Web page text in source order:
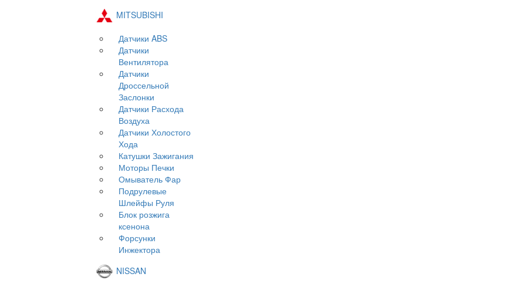
MITSUBISHI
Датчики ABS
Датчики
Вентилятора
Датчики
Дроссельной
Заслонки
Датчики Расхода
Воздуха
Датчики Холостого
Хода
Катушки Зажигания
Моторы Печки
Омыватель Фар
Подрулевые
Шлейфы Руля
Блок розжига
ксенона
Форсунки
Инжектора
NISSAN